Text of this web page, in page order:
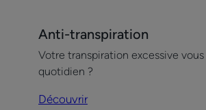
Anti-
transpiration
Anti-transpiration
Votre transpiration excessive
quotidien ?
Découvrir